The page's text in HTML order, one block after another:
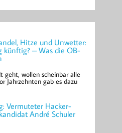
Hitze und Unwetter:
künftig? – Was die OB-
geht, wollen scheinbar alle
Jahrzehnten gab es dazu
Vermuteter Hacker-
André Schuler